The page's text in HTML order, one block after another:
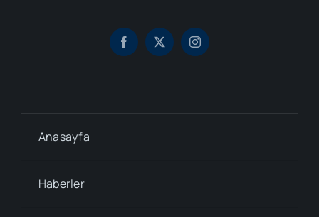
Anasayfa
Haberler